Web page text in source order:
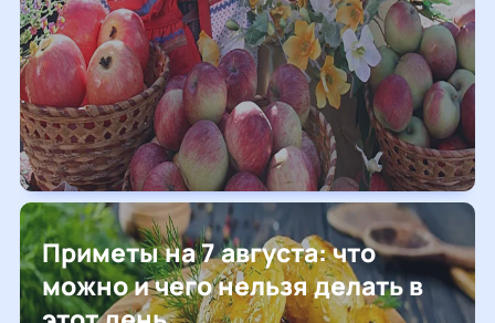
Приметы на 7 августа: что
можно и чего нельзя делать в